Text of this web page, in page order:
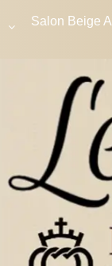
Salon Beige